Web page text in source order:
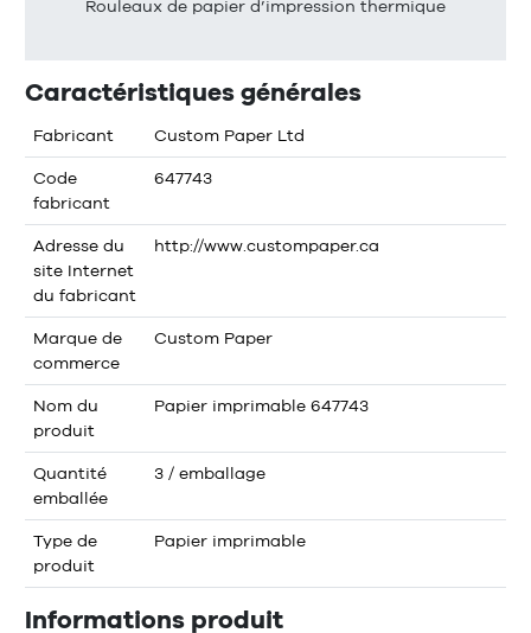
Rouleaux de papier d’impression thermique
Caractéristiques générales
Fabricant Custom Paper Ltd
Code
fabricant
647743
Adresse du
site Internet
du fabricant
http://www.custompaper.ca
Marque de
commerce
Custom Paper
Nom du
produit
Papier imprimable 647743
Quantité
emballée
3 / emballage
Type de
produit
Papier imprimable
Informations produit